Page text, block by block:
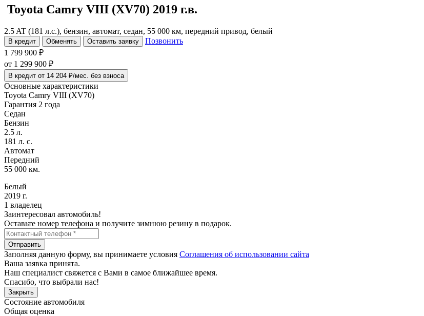
Toyota Camry VIII (XV70) 2019 г.в.
2.5 AT (181 л.с.), бензин, автомат, седан, 55 000 км, передний привод, белый
В кредит Обменять Оставить заявку
Позвонить
1 799 900 ₽
от 1 299 900 ₽
В кредит от 14 204 ₽/мес. без взноса
Основные характеристики
Toyota Camry VIII (XV70)
Гарантия 2 года
Седан
Бензин
2.5 л.
181 л. с.
Автомат
Передний
55 000 км.
Белый
2019 г.
1 владелец
Заинтересовал автомобиль!
Оставьте номер телефона и получите зимнюю резину в подарок.
Отправить
Заполняя данную форму, вы принимаете условия Соглашения об использовании сайта
Ваша заявка принята.
Наш специалист свяжется с Вами в самое ближайшее время.
Спасибо, что выбрали нас!
Закрыть
Состояние автомобиля
Общая оценка